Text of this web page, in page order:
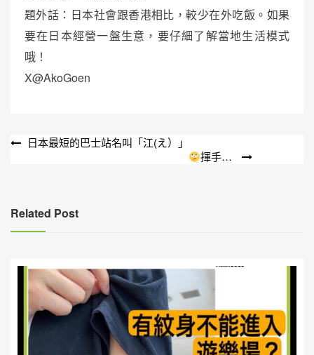
題外話：日本社會跟香港相比，較少在外吃飯。如果
要在日本經營一盤生意，要仔細了解當地生活模式
哦！
X@AkoGoen
文
覽
日本最短的巴士站名叫「江(え）」
揮手…
Related Post